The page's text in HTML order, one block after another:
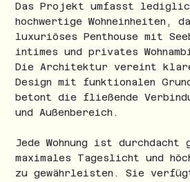
Das Projekt umfasst
hochwertige Wohneinheiten,
luxuriöses Penthouse mit
intimes und privates
Die Architektur vereint
Design mit funktionalen
betont die fließende
und Außenbereich.
Jede Wohnung ist
maximales Tageslicht und
zu gewährleisten. Sie